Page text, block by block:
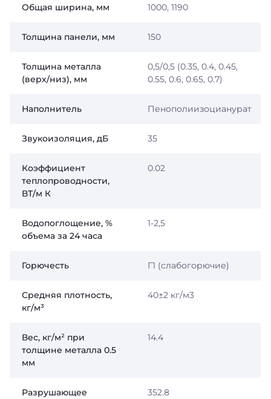
Общая ширина, мм 1000, 1190
Толщина панели, мм 150
Толщина металла
(верх/низ), мм
0,5/0,5 (0.35, 0.4, 0.45,
0.55, 0.6, 0.65, 0.7)
Наполнитель Пенополиизоцианурат
Звукоизоляция, дБ 35
Коэффициент
теплопроводности,
ВТ/м К
0.02
Водопоглощение, %
объема за 24 часа
1-2,5
Горючесть Г1 (слабогорючие)
Средняя плотность,
кг/м³
40±2 кг/м3
Вес, кг/м² при
толщине металла 0.5
мм
14.4
Разрушающее
352.8